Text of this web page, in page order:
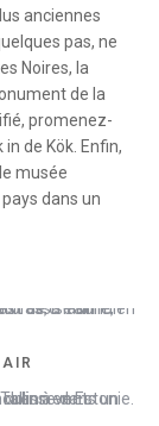
anciennes
pas, ne
Noires, la
de la
promenez-
de Kök. Enfin,
musée
dans un